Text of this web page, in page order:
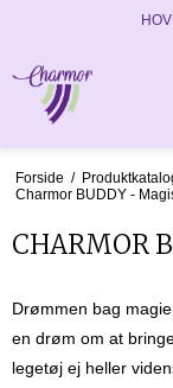
Forside /
Charmor BUDDY -
CHARMOR
Drømmen bag
en drøm om at
legetøj ej heller